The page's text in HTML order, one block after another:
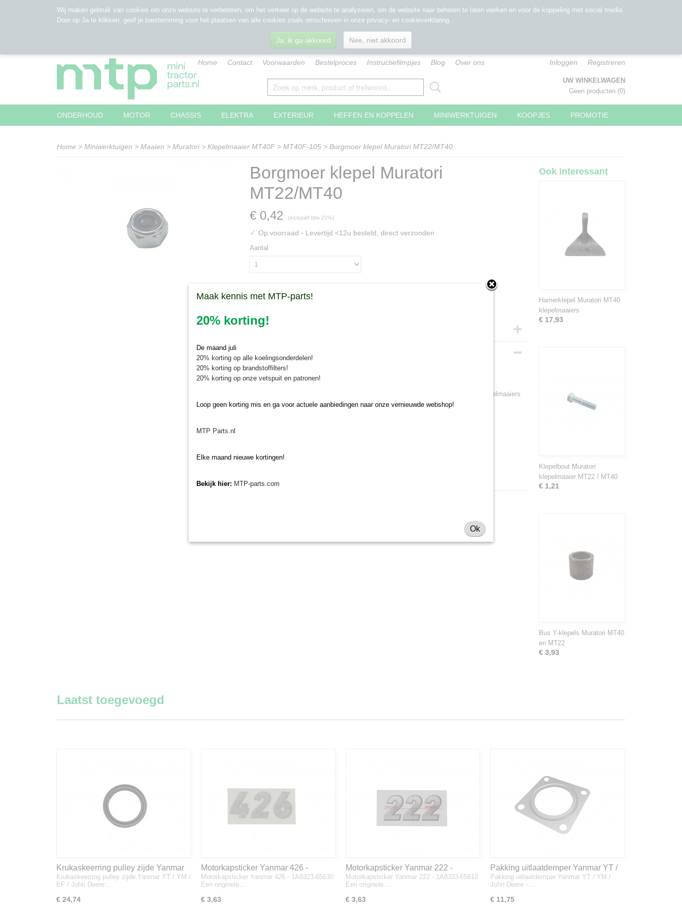
Home Contact Voorwaarden Bestelproces Instructiefilmpjes Blog Over ons Inloggen Registreren
UW WINKELWAGEN
Geen producten (0)
ONDERHOUD MOTOR CHASSIS ELEKTRA EXTERIEUR HEFFEN EN KOPPELEN MINIWERKTUIGEN KOOPJES PROMOTIE
Home > Miniwerktuigen > Maaien > Muratori> Klepelmaaier MT40F > MT40F-105 > Borgmoer klepel Muratori MT22/MT40
Borgmoer klepel Muratori
MT22/MT40
€ 0,42 (inclusief btw 21%)
✓ Op voorraad - Levertijd <12u besteld, direct verzonden
Aantal
IN WINKELWAGEN
Specificaties
Borgmoer klepel Muratori MT22/MT40
Borgmoer klepel voor Muratori klepelmaaier MT40 en MT40F. Past ook op de klepelmaaiers
MT22
Onderdeelnummer Muratori: 62010800
Ook interessant
Hamerklepel Muratori MT40
klepelmaaiers
€ 17,93
Klepelbout Muratori
klepelmaaier MT22 / MT40
€ 1,21
Bus Y-klepels Muratori MT40
en MT22
€ 3,93
Laatst toegevoegd
Krukaskeerring pulley zijde Yanmar
YT / YM / EF / John Deere - 119934-
01800
Krukaskeerring pulley zijde Yanmar YT / YM /
EF / John Deere…
€ 24,74
Motorkapsticker Yanmar 426 -
1A8323-65630
Motorkapsticker Yanmar 426 - 1A8323-65630
Een originele…
€ 3,63
Motorkapsticker Yanmar 222 -
1A8333-65610
Motorkapsticker Yanmar 222 - 1A8333-65610
Een originele…
€ 3,63
Pakking uitlaatdemper Yanmar YT /
YM / John Deere - 128300-13230
Pakking uitlaatdemper Yanmar YT / YM /
John Deere -…
€ 11,75
Wij maken gebruik van cookies om onze website te verbeteren, om het verkeer op de website te analyseren, om de website naar behoren te laten werken en voor de koppeling met social media.
Door op Ja te klikken, geef je toestemming voor het plaatsen van alle cookies zoals omschreven in onze privacy- en cookieverklaring.
Ja, ik ga akkoord Nee, niet akkoord
Maak kennis met MTP-parts!
20% korting!
De maand juli
20% korting op alle koelingsonderdelen!
20% korting op brandstoffilters!
20% korting op onze vetspuit en patronen!
Loop geen korting mis en ga voor actuele aanbiedingen naar onze vernieuwde webshop!
MTP Parts.nl
Elke maand nieuwe kortingen!
Bekijk hier: MTP-parts.com
Ok